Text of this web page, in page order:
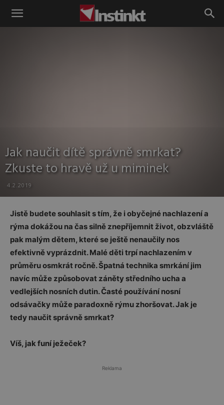
Instinkt
Jak naučit dítě správně smrkat?
Zkuste to hravě už u miminek
4.2.2019
Jistě budete souhlasit s tím, že i obyčejné nachlazení a
rýma dokážou na čas silně znepříjemnit život, obzvláště
pak malým dětem, které se ještě nenaučily nos
efektivně vyprázdnit. Malé děti trpí nachlazením v
průměru osmkrát ročně. Špatná technika smrkání jim
navíc může způsobovat záněty středního ucha a
vedlejších nosních dutin. Časté používání nosní
odsávačky může paradoxně rýmu zhoršovat. Jak je
tedy naučit správně smrkat?
Víš, jak funí ježeček?
Reklama